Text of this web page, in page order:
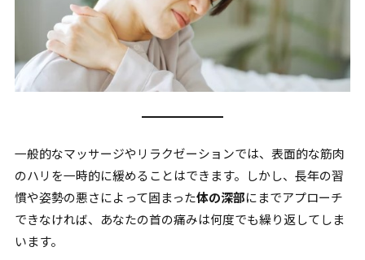
一般的なマッサージやリラクゼーションでは、表面的な筋肉
のハリを一時的に緩めることはできます。しかし、長年の習
慣や姿勢の悪さによって固まった体の深部にまでアプローチ
できなければ、あなたの首の痛みは何度でも繰り返してしま
います。